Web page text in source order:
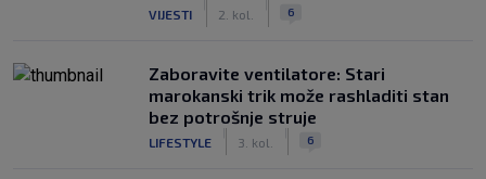
VIJESTI 2. kol. 6
Zaboravite ventilatore: Stari
marokanski trik može rashladiti stan
bez potrošnje struje
LIFESTYLE 3. kol. 6